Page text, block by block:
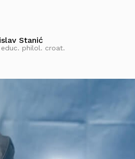
Stanić
educ. philol. croat.